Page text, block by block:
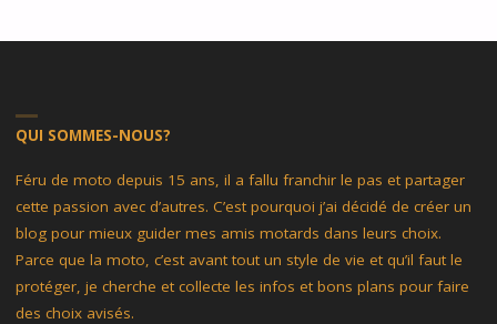
QUI SOMMES-NOUS?
Féru de moto depuis 15 ans, il a fallu franchir le pas et partager
cette passion avec d’autres. C’est pourquoi j’ai décidé de créer un
blog pour mieux guider mes amis motards dans leurs choix.
Parce que la moto, c’est avant tout un style de vie et qu’il faut le
protéger, je cherche et collecte les infos et bons plans pour faire
des choix avisés.